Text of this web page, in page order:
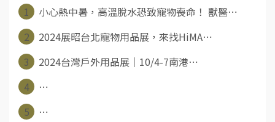
1
小心熱中暑，高溫脫水恐致寵物喪命！ 獸醫⋯
2
2024展昭台北寵物用品展，來找HiMA⋯
3
2024台灣戶外用品展│10/4-7南港⋯
4
⋯
5
⋯